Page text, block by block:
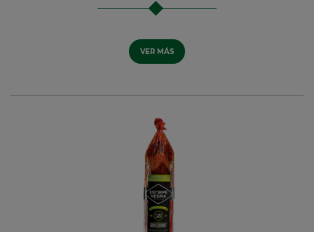
VER MÁS